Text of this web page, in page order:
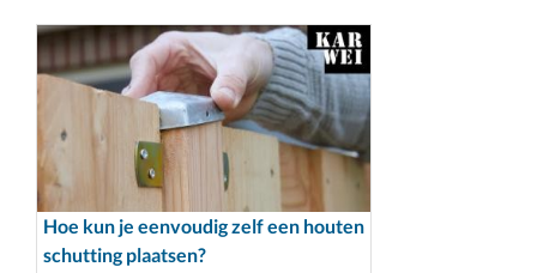
Hoe kun je eenvoudig zelf een houten
schutting plaatsen?